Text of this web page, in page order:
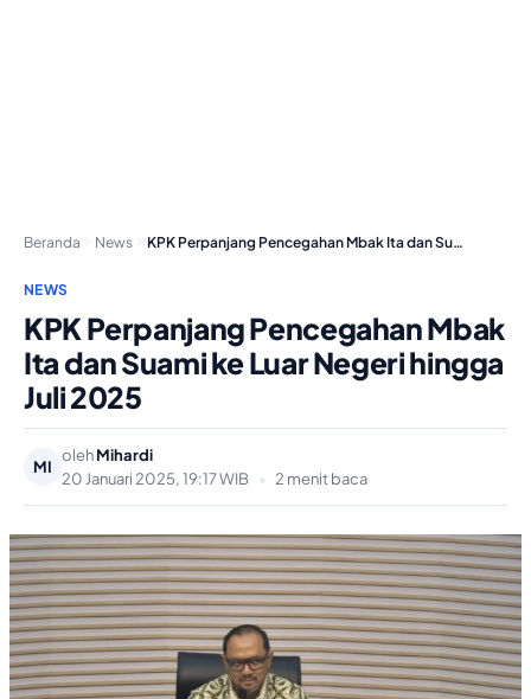
Beranda News KPK Perpanjang Pencegahan Mbak Ita dan Suami ke…
NEWS
KPK Perpanjang Pencegahan Mbak
Ita dan Suami ke Luar Negeri hingga
Juli 2025
MI
olehMihardi
20 Januari 2025, 19:17 WIB
• 2 menit baca